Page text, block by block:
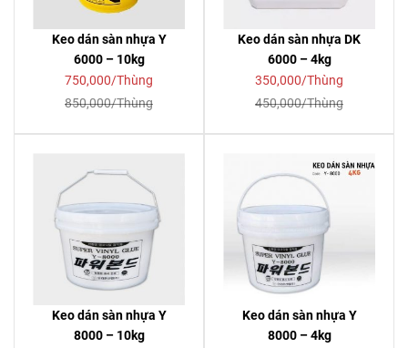
Keo dán sàn nhựa Y
6000 – 10kg
750,000/Thùng
850,000/Thùng
Keo dán sàn nhựa DK
6000 – 4kg
350,000/Thùng
450,000/Thùng
Keo dán sàn nhựa Y
8000 – 10kg
Keo dán sàn nhựa Y
8000 – 4kg